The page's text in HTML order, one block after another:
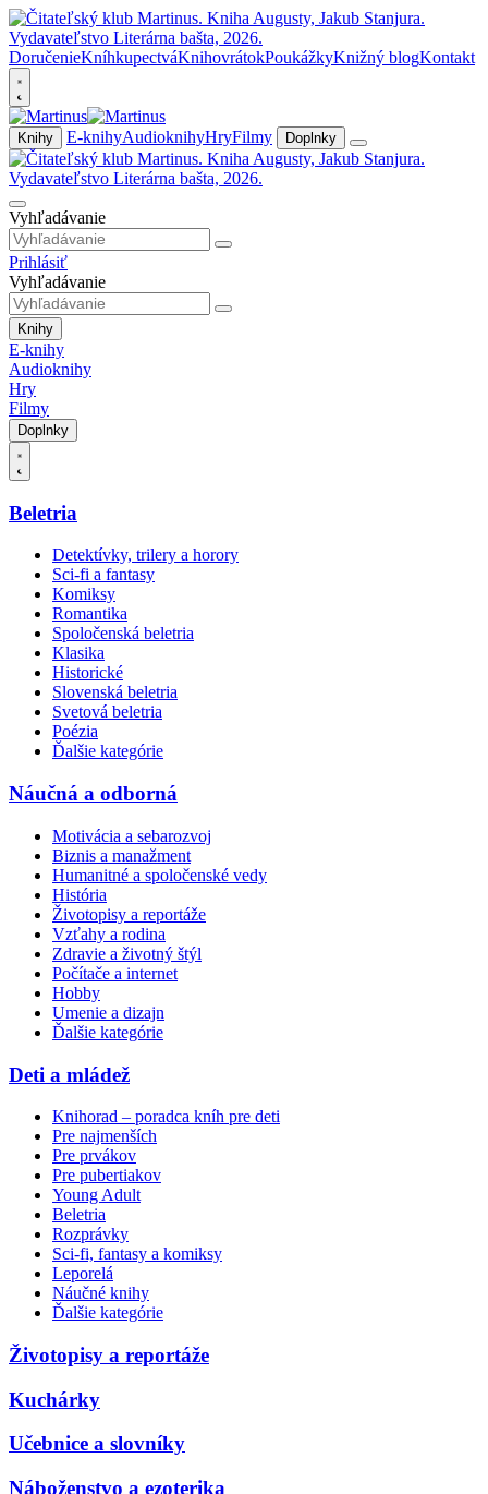
DoručenieKníhkupectváKnihovrátokPoukážkyKnižný blogKontakt
Knihy E-knihyAudioknihyHryFilmy Doplnky
Vyhľadávanie
Prihlásiť
Vyhľadávanie
Knihy
E-knihy
Audioknihy
Hry
Filmy
Doplnky
Beletria
Detektívky, trilery a horory
Sci-fi a fantasy
Komiksy
Romantika
Spoločenská beletria
Klasika
Historické
Slovenská beletria
Svetová beletria
Poézia
Ďalšie kategórie
Náučná a odborná
Motivácia a sebarozvoj
Biznis a manažment
Humanitné a spoločenské vedy
História
Životopisy a reportáže
Vzťahy a rodina
Zdravie a životný štýl
Počítače a internet
Hobby
Umenie a dizajn
Ďalšie kategórie
Deti a mládež
Knihorad – poradca kníh pre deti
Pre najmenších
Pre prvákov
Pre pubertiakov
Young Adult
Beletria
Rozprávky
Sci-fi, fantasy a komiksy
Leporelá
Náučné knihy
Ďalšie kategórie
Životopisy a reportáže
Kuchárky
Učebnice a slovníky
Náboženstvo a ezoterika